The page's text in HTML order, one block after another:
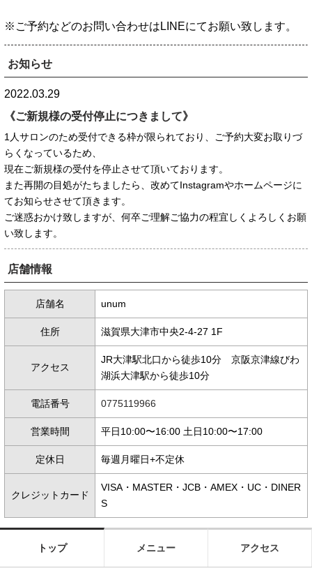
※ご予約などのお問い合わせはLINEにてお願い致します。
お知らせ
2022.03.29
《ご新規様の受付停止につきまして》
1人サロンのため受付できる枠が限られており、ご予約大変お取りづ
らくなっているため、
現在ご新規様の受付を停止させて頂いております。
また再開の目処がたちましたら、改めてInstagramやホームページに
てお知らせさせて頂きます。
ご迷惑おかけ致しますが、何卒ご理解ご協力の程宜しくよろしくお願
い致します。
店舗情報
店舗名 unum
住所 滋賀県大津市中央2-4-27 1F
アクセス
JR大津駅北口から徒歩10分 京阪京津線びわ
湖浜大津駅から徒歩10分
電話番号 0775119966
営業時間 平日10:00〜16:00 土日10:00〜17:00
定休日 毎週月曜日+不定休
クレジットカード
VISA・MASTER・JCB・AMEX・UC・DINER
S
トップ メニュー アクセス